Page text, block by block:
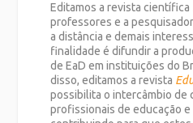
Editamos a revista científica
professores e a
a distância e demais
finalidade é difundir a
de EaD em instituições do
disso, editamos a revista
possibilita o intercâmbio de
profissionais de educação